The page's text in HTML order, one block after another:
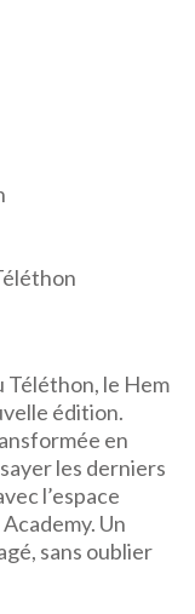
Téléthon, le Hem
édition.
en
les derniers
l’espace
Un
sans oublier